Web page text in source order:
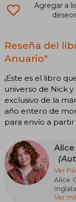
Agregar a
Reseña del
Anuario"
¡Este es el libro
universo de Nick
exclusivo de la
año entero de
para envío a
Alice
Ver
Alice
Ver